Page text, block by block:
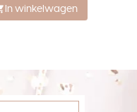
In winkelwagen